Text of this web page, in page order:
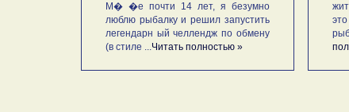
М� �е почти 14 лет, я безумно
люблю рыбалку и решил запустить
легендарн ый челлендж по обмену
(в стиле ...Читать полностью »